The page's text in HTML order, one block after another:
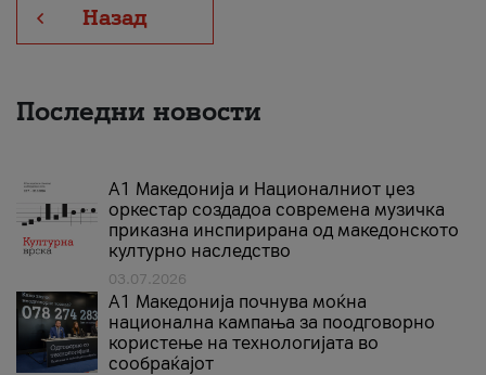
Назад
Последни новости
А1 Македонија и Националниот џез
оркестар создадоа современа музичка
приказна инспирирана од македонското
културно наследство
03.07.2026
A1 Македонија почнува моќна
национална кампања за поодговорно
користење на технологијата во
сообраќајот